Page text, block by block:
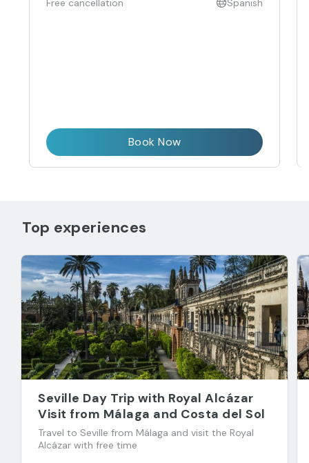
Free cancellation Spanish
Book Now
Top experiences
Seville Day Trip with Royal Alcázar
Visit from Málaga and Costa del Sol
Travel to Seville from Málaga and visit the Royal
Alcázar with free time